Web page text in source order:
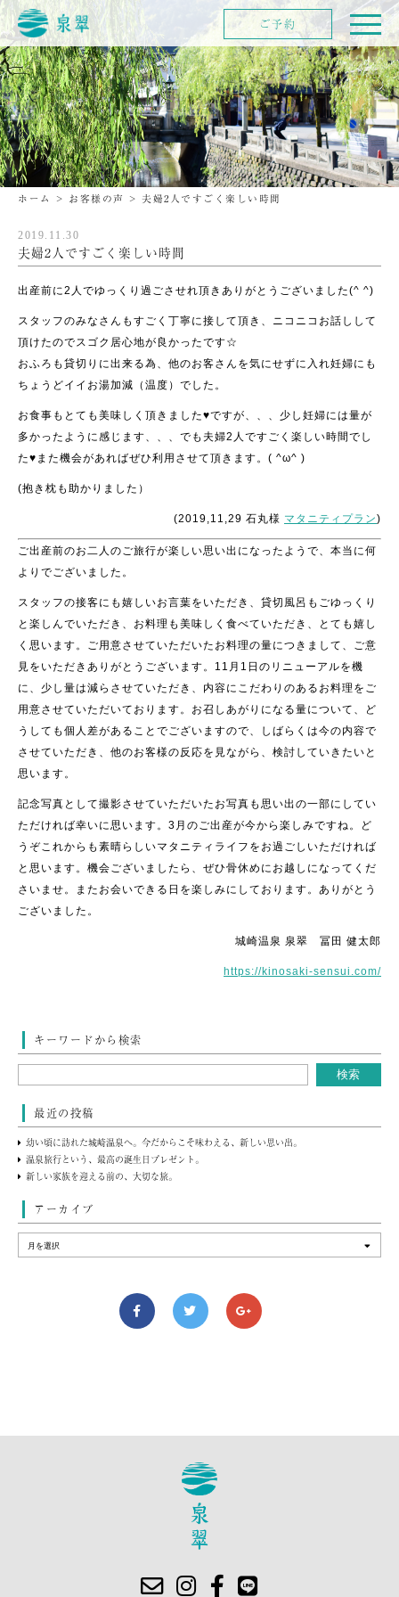
ホーム > お客様の声 > 夫婦2人ですごく楽しい時間
2019.11.30
夫婦2人ですごく楽しい時間
出産前に2人でゆっくり過ごさせれ頂きありがとうございました(^ ^)
スタッフのみなさんもすごく丁寧に接して頂き、ニコニコお話しして
頂けたのでスゴク居心地が良かったです☆
おふろも貸切りに出来る為、他のお客さんを気にせずに入れ妊婦にも
ちょうどイイお湯加減（温度）でした。
お食事もとても美味しく頂きました♥ですが、、、少し妊婦には量が
多かったように感じます、、、でも夫婦2人ですごく楽しい時間でし
た♥また機会があればぜひ利用させて頂きます。( ^ω^ )
(抱き枕も助かりました）
(2019,11,29 石丸様 マタニティプラン)
ご出産前のお二人のご旅行が楽しい思い出になったようで、本当に何
よりでございました。
スタッフの接客にも嬉しいお言葉をいただき、貸切風呂もごゆっくり
と楽しんでいただき、お料理も美味しく食べていただき、とても嬉し
く思います。ご用意させていただいたお料理の量につきまして、ご意
見をいただきありがとうございます。11月1日のリニューアルを機
に、少し量は減らさせていただき、内容にこだわりのあるお料理をご
用意させていただいております。お召しあがりになる量について、ど
うしても個人差があることでございますので、しばらくは今の内容で
させていただき、他のお客様の反応を見ながら、検討していきたいと
思います。
記念写真として撮影させていただいたお写真も思い出の一部にしてい
ただければ幸いに思います。3月のご出産が今から楽しみですね。ど
うぞこれからも素晴らしいマタニティライフをお過ごしいただければ
と思います。機会ございましたら、ぜひ骨休めにお越しになってくだ
さいませ。またお会いできる日を楽しみにしております。ありがとう
ございました。
城崎温泉 泉翠 冨田 健太郎
https://kinosaki-sensui.com/
キーワードから検索
最近の投稿
幼い頃に訪れた城崎温泉へ。今だからこそ味わえる、新しい思い出。
温泉旅行という、最高の誕生日プレゼント。
新しい家族を迎える前の、大切な旅。
アーカイブ
ご予約